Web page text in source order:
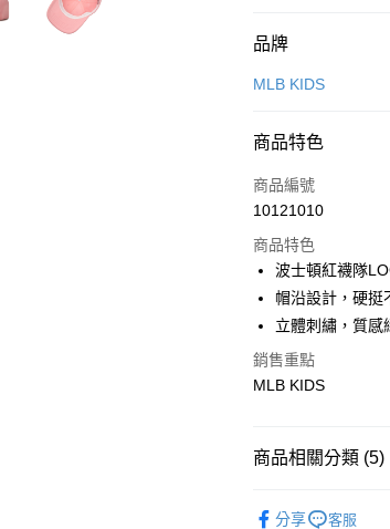
付款方式
信用卡一次付款
Apple Pay
街口支付
悠遊付
運送方式
全家取貨<不支援離
品牌
MLB KIDS
商品特色
商品編號
10121010
商品特色
波士頓紅襪隊
帽沿設計，硬挺
立體刺繡，質感
銷售重點
MLB KIDS
商品相關分類 (5)
分享 客服